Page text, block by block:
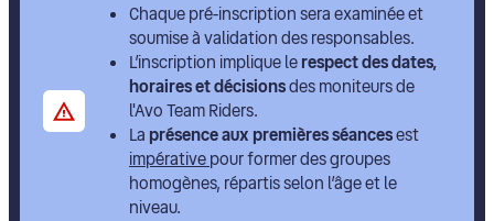
Chaque pré-inscription sera examinée et
soumise à validation des responsables.
L’inscription implique lerespect des dates,
horaires et décisionsdes moniteurs de
l'Avo Team Riders.
La présence aux premières séancesest
impérativepour former des groupes
homogènes, répartis selon l’âge et le
niveau.